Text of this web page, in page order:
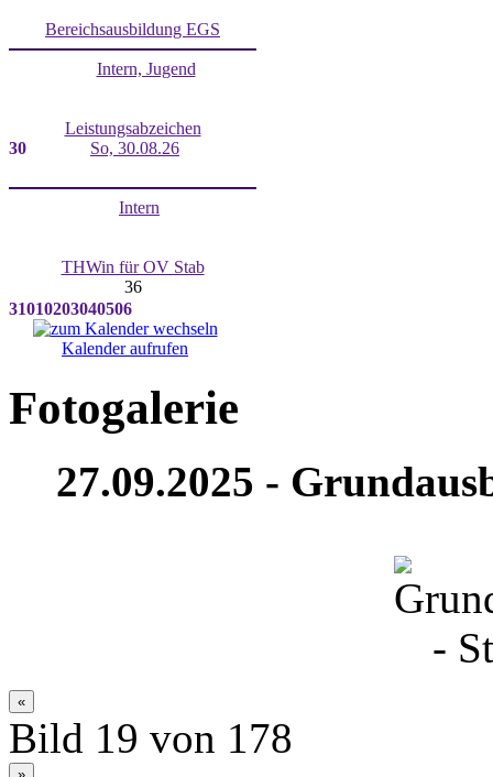
Bereichsausbildung EGS
Intern, Jugend
Leistungsabzeichen
30
So, 30.08.26
Intern
THWin für OV Stab
36
31010203040506
Kalender aufrufen
Fotogalerie
27.09.2025 -
Bild 19 von 178